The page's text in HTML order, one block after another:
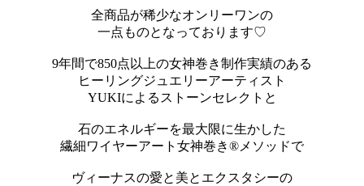
全商品が稀少なオンリーワンの
一点ものとなっております♡
9年間で850点以上の女神巻き制作実績のある
ヒーリングジュエリーアーティスト
YUKIによるストーンセレクトと
石のエネルギーを最大限に生かした
繊細ワイヤーアート女神巻き®メソッドで
ヴィーナスの愛と美とエクスタシーの